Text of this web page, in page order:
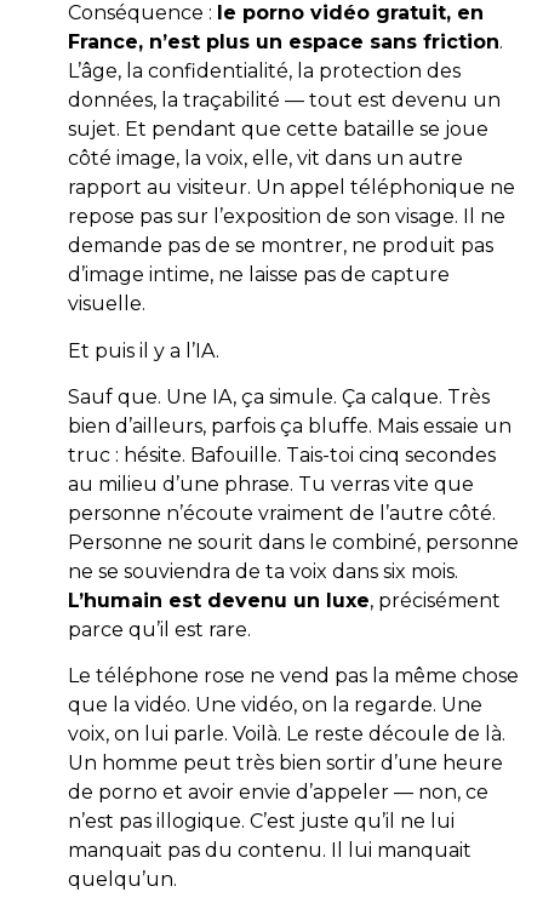
Conséquence : le porno vidéo gratuit, en
France, n’est plus un espace sans friction.
L’âge, la confidentialité, la protection des
données, la traçabilité — tout est devenu un
sujet. Et pendant que cette bataille se joue
côté image, la voix, elle, vit dans un autre
rapport au visiteur. Un appel téléphonique ne
repose pas sur l’exposition de son visage. Il ne
demande pas de se montrer, ne produit pas
d’image intime, ne laisse pas de capture
visuelle.
Et puis il y a l’IA.
Sauf que. Une IA, ça simule. Ça calque. Très
bien d’ailleurs, parfois ça bluffe. Mais essaie un
truc : hésite. Bafouille. Tais-toi cinq secondes
au milieu d’une phrase. Tu verras vite que
personne n’écoute vraiment de l’autre côté.
Personne ne sourit dans le combiné, personne
ne se souviendra de ta voix dans six mois.
L’humain est devenu un luxe, précisément
parce qu’il est rare.
Le téléphone rose ne vend pas la même chose
que la vidéo. Une vidéo, on la regarde. Une
voix, on lui parle. Voilà. Le reste découle de là.
Un homme peut très bien sortir d’une heure
de porno et avoir envie d’appeler — non, ce
n’est pas illogique. C’est juste qu’il ne lui
manquait pas du contenu. Il lui manquait
quelqu’un.